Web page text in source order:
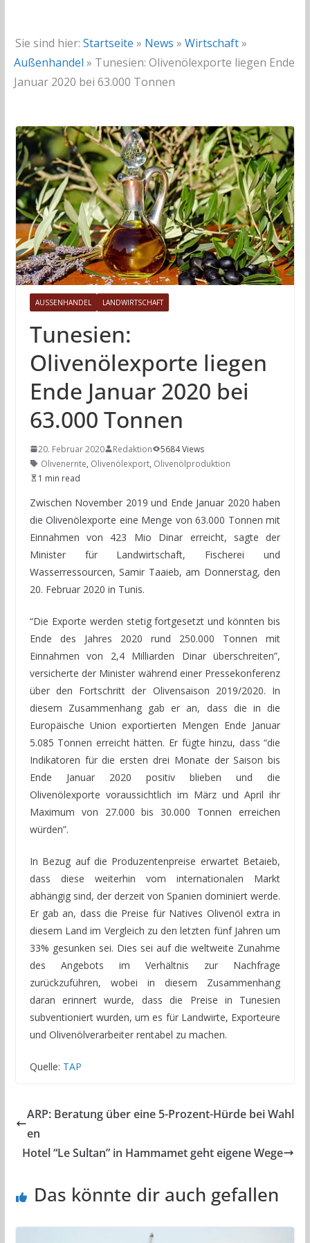
Sie sind hier: Startseite » News » Wirtschaft»
Außenhandel » Tunesien: Olivenölexporte liegen Ende
Januar 2020 bei 63.000 Tonnen
AUSSENHANDEL LANDWIRTSCHAFT
Tunesien:
Olivenölexporte liegen
Ende Januar 2020 bei
63.000 Tonnen
20. Februar 2020 Redaktion
5684 Views
Olivenernte, Olivenölexport, Olivenölproduktion
1 min read
Zwischen November 2019 und Ende Januar 2020 haben
die Olivenölexporte eine Menge von 63.000 Tonnen mit
Einnahmen von 423 Mio Dinar erreicht, sagte der
Minister für Landwirtschaft, Fischerei und
Wasserressourcen, Samir Taaieb, am Donnerstag, den
20. Februar 2020 in Tunis.
“Die Exporte werden stetig fortgesetzt und könnten bis
Ende des Jahres 2020 rund 250.000 Tonnen mit
Einnahmen von 2,4 Milliarden Dinar überschreiten”,
versicherte der Minister während einer Pressekonferenz
über den Fortschritt der Olivensaison 2019/2020. In
diesem Zusammenhang gab er an, dass die in die
Europäische Union exportierten Mengen Ende Januar
5.085 Tonnen erreicht hätten. Er fügte hinzu, dass “die
Indikatoren für die ersten drei Monate der Saison bis
Ende Januar 2020 positiv blieben und die
Olivenölexporte voraussichtlich im März und April ihr
Maximum von 27.000 bis 30.000 Tonnen erreichen
würden”.
In Bezug auf die Produzentenpreise erwartet Betaieb,
dass diese weiterhin vom internationalen Markt
abhängig sind, der derzeit von Spanien dominiert werde.
Er gab an, dass die Preise für Natives Olivenöl extra in
diesem Land im Vergleich zu den letzten fünf Jahren um
33% gesunken sei. Dies sei auf die weltweite Zunahme
des Angebots im Verhältnis zur Nachfrage
zurückzuführen, wobei in diesem Zusammenhang
daran erinnert wurde, dass die Preise in Tunesien
subventioniert wurden, um es für Landwirte, Exporteure
und Olivenölverarbeiter rentabel zu machen.
Quelle: TAP
ARP: Beratung über eine 5-Prozent-Hürde bei Wahl
en
Hotel “Le Sultan” in Hammamet geht eigene Wege
Das könnte dir auch gefallen